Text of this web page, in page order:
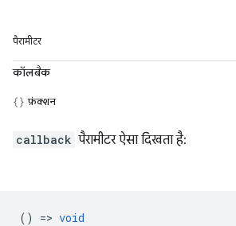
पैरामीटर
कॉलबैक
फ़ंक्शन
callback पैरामीटर ऐसा दिखता है:
() => void